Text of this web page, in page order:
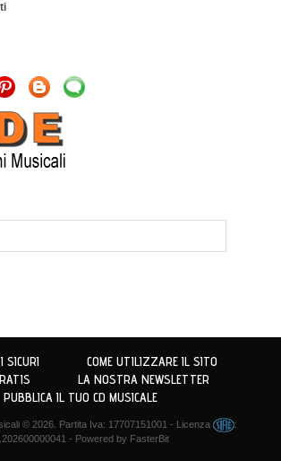
SICURI
COME UTILIZZARE IL SITO
LA NOSTRA NEWSLETTER
PUBBLICA IL TUO CD MUSICALE
© 2026. Partita Iva: 17707151001 - Licenza
:
- Powered by FasterBit